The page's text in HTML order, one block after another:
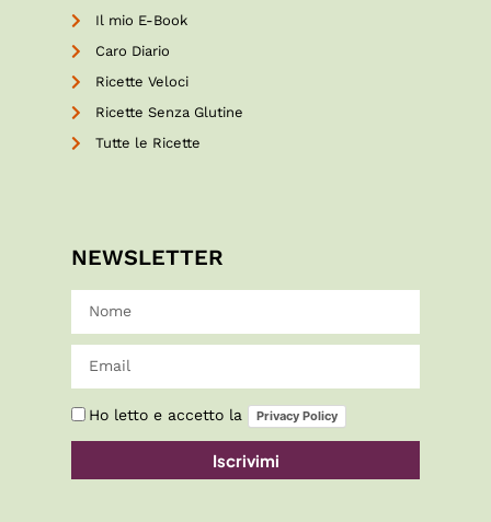
Il mio E-Book
Caro Diario
Ricette Veloci
Ricette Senza Glutine
Tutte le Ricette
NEWSLETTER
Ho letto e accetto la Privacy Policy
Iscrivimi